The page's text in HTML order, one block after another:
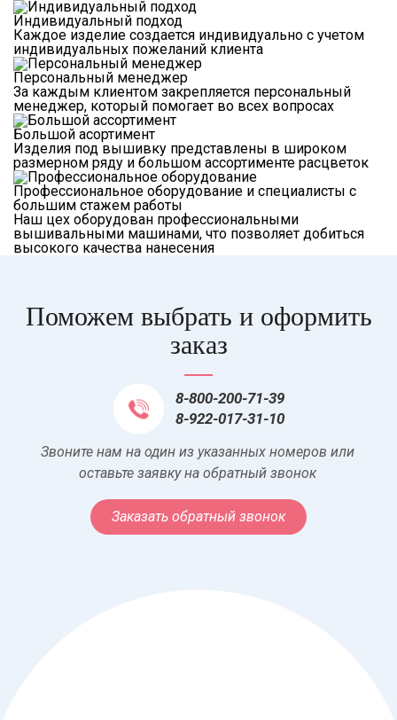
Индивидуальный подход
Каждое изделие создается индивидуально с учетом
индивидуальных пожеланий клиента
Персональный менеджер
За каждым клиентом закрепляется персональный
менеджер, который помогает во всех вопросах
Большой асортимент
Изделия под вышивку представлены в широком
размерном ряду и большом ассортименте расцветок
Профессиональное оборудование и специалисты с
большим стажем работы
Наш цех оборудован профессиональными
вышивальными машинами, что позволяет добиться
высокого качества нанесения
Поможем выбрать и оформить
заказ
8-800-200-71-39
8-922-017-31-10
Звоните нам на один из указанных номеров или
оставьте заявку на обратный звонок
Заказать обратный звонок